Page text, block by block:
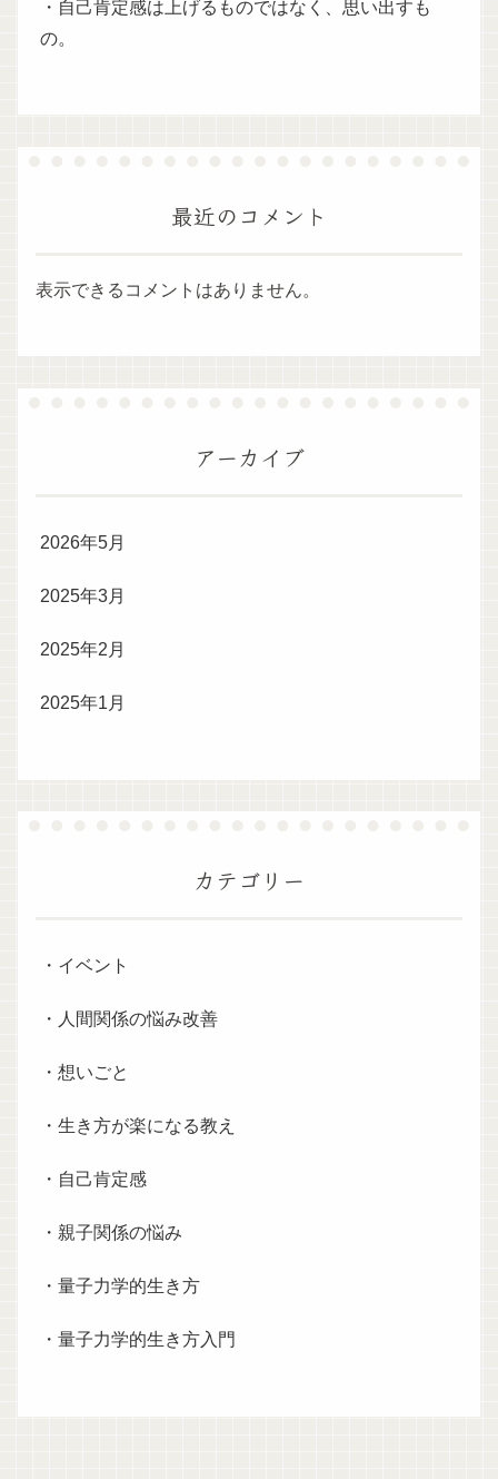
・自己肯定感は上げるものではなく、思い出すも
の。
最近のコメント
表示できるコメントはありません。
アーカイブ
2026年5月
2025年3月
2025年2月
2025年1月
カテゴリー
・イベント
・人間関係の悩み改善
・想いごと
・生き方が楽になる教え
・自己肯定感
・親子関係の悩み
・量子力学的生き方
・量子力学的生き方入門